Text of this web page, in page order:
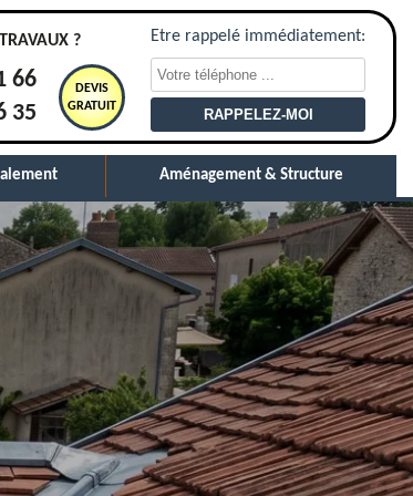
?
66
35
DEVIS
GRATUIT
Etre rappelé immédiatement:
Aménagement & Structure